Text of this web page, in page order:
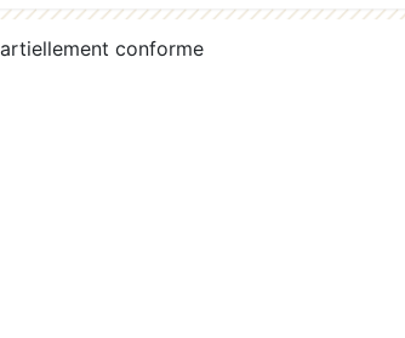
conforme